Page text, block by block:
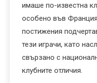
имаше по-известна
особено във
постижения
тези играчи, като
свързано с
клубните отличия.